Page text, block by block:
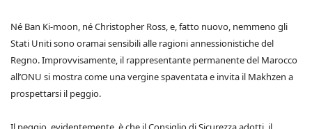
Né Ban Ki-moon, né Christopher Ross, e, fatto nuovo, nemmeno gli
Stati Uniti sono oramai sensibili alle ragioni annessionistiche del
Regno. Improvvisamente, il rappresentante permanente del Marocco
all’ONU si mostra come una vergine spaventata e invita il Makhzen a
prospettarsi il peggio.